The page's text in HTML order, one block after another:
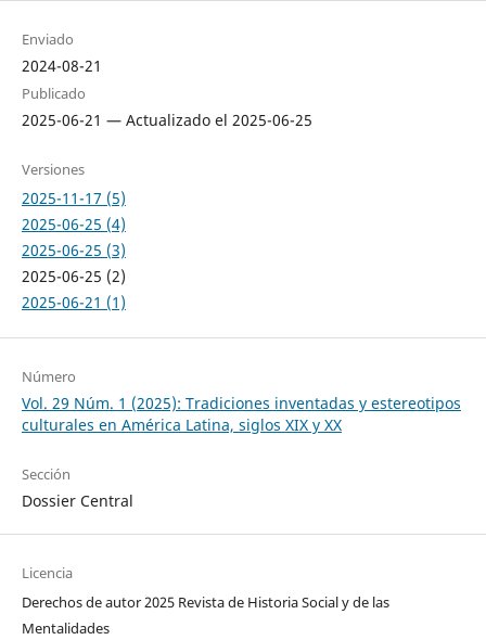
Enviado
2024-08-21
Publicado
2025-06-21 — Actualizado el 2025-06-25
Versiones
2025-11-17 (5)
2025-06-25 (4)
2025-06-25 (3)
2025-06-25 (2)
2025-06-21 (1)
Número
Vol. 29 Núm. 1 (2025): Tradiciones inventadas y estereotipos
culturales en América Latina, siglos XIX y XX
Sección
Dossier Central
Licencia
Derechos de autor 2025 Revista de Historia Social y de las
Mentalidades